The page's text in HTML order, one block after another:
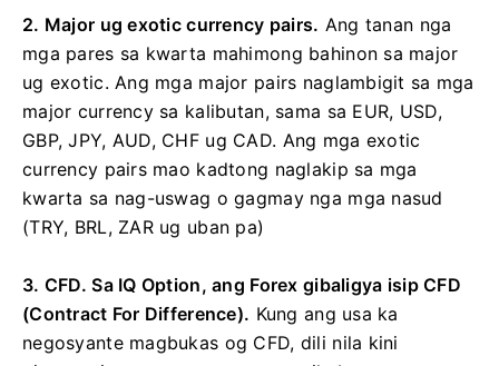
2. Major ug exotic currency pairs. Ang tanan nga
mga pares sa kwarta mahimong bahinon sa major
ug exotic. Ang mga major pairs naglambigit sa mga
major currency sa kalibutan, sama sa EUR, USD,
GBP, JPY, AUD, CHF ug CAD. Ang mga exotic
currency pairs mao kadtong naglakip sa mga
kwarta sa nag-uswag o gagmay nga mga nasud
(TRY, BRL, ZAR ug uban pa)
3. CFD. Sa IQ Option, ang Forex gibaligya isip CFD
(Contract For Difference). Kung ang usa ka
negosyante magbukas og CFD, dili nila kini